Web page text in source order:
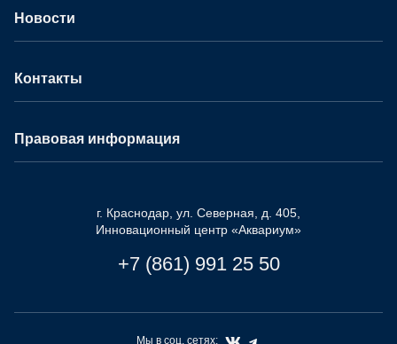
Новости
Контакты
Правовая информация
г. Краснодар, ул. Северная, д. 405,
Инновационный центр «Аквариум»
+7 (861) 991 25 50
Мы в соц. сетях: